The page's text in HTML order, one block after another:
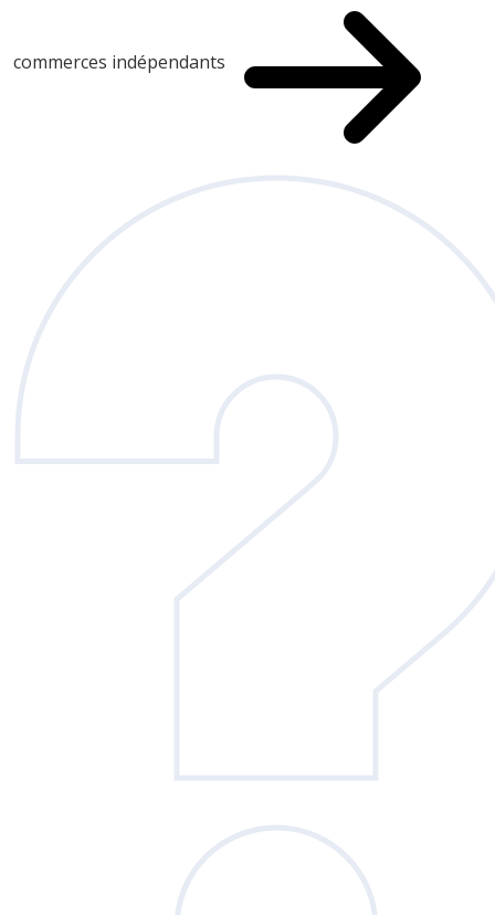
commerces indépendants